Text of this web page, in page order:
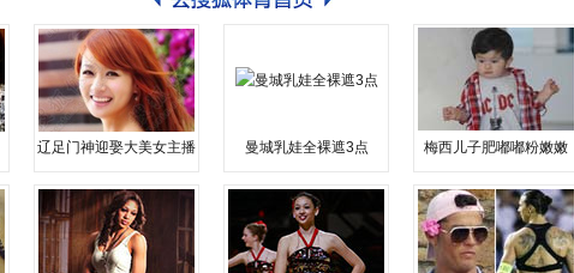
辽足门神迎娶大美女主播 曼城乳娃全裸遮3点 梅西儿子肥嘟嘟粉嫩嫩